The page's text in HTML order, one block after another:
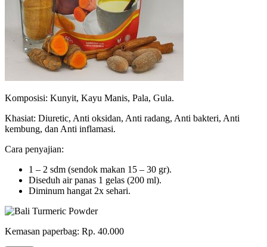
Komposisi: Kunyit, Kayu Manis, Pala, Gula.
Khasiat: Diuretic, Anti oksidan, Anti radang, Anti bakteri, Anti
kembung, dan Anti inflamasi.
Cara penyajian:
1 – 2 sdm (sendok makan 15 – 30 gr).
Diseduh air panas 1 gelas (200 ml).
Diminum hangat 2x sehari.
Kemasan paperbag: Rp. 40.000